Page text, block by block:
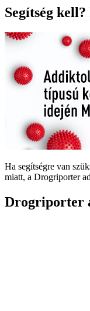
Segítség
Ha segítségre van
miatt, a Drogriporter
Drogriporter